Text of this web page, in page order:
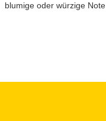
blumige oder würzige Note